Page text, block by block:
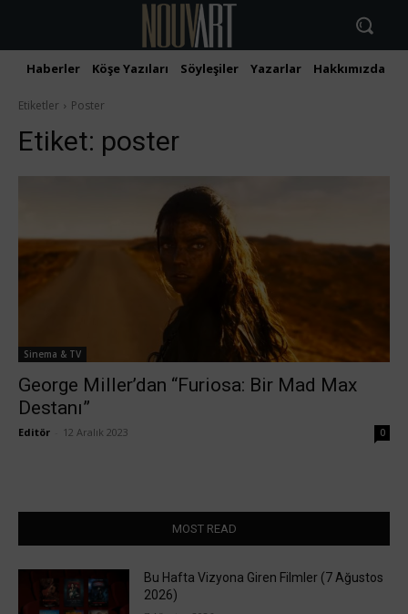
Haberler Köşe Yazıları Söyleşiler Yazarlar Hakkımızda
Etiketler Poster
Etiket: poster
Sinema & TV
George Miller’dan “Furiosa: Bir Mad Max
Destanı”
Editör 12 Aralık 2023 0
MOST READ
Bu Hafta Vizyona Giren Filmler (7 Ağustos
2026)